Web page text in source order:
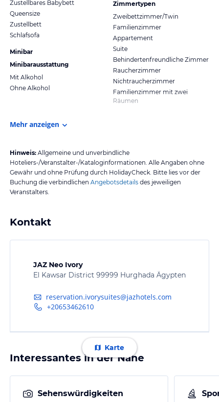
Zustellbares Babybett
Queensize
Zustellbett
Schlafsofa
Minibar
Minibarausstattung
Mit Alkohol
Ohne Alkohol
Zimmertypen
Zweibettzimmer/Twin
Familienzimmer
Appartement
Suite
Behindertenfreundliche Zimmer
Raucherzimmer
Nichtraucherzimmer
Familienzimmer mit zwei
Räumen
Mehr anzeigen
Hinweis: Allgemeine und unverbindliche
Hoteliers-/Veranstalter-/Kataloginformationen. Alle Angaben ohne
Gewähr und ohne Prüfung durch HolidayCheck. Bitte lies vor der
Buchung die verbindlichen Angebotsdetails des jeweiligen
Veranstalters.
Kontakt
JAZ Neo Ivory
El Kawsar District 99999 Hurghada Ägypten
reservation.ivorysuites@jazhotels.com
+20653462610
Karte
Interessantes in der Nähe
Sehenswürdigkeiten